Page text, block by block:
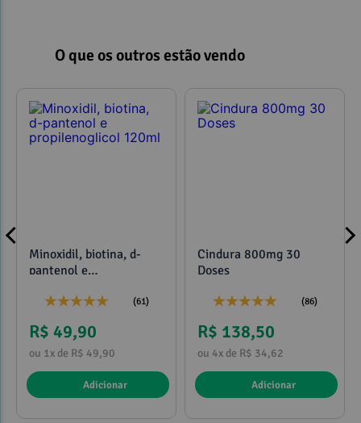
O que os outros estão vendo
Minoxidil, biotina, d-
pantenol e
(61)
R$ 49,90
ou 1x de R$ 49,90
Adicionar
Cindura 800mg 30
Doses
(86)
R$ 138,50
ou 4x de R$ 34,62
Adicionar